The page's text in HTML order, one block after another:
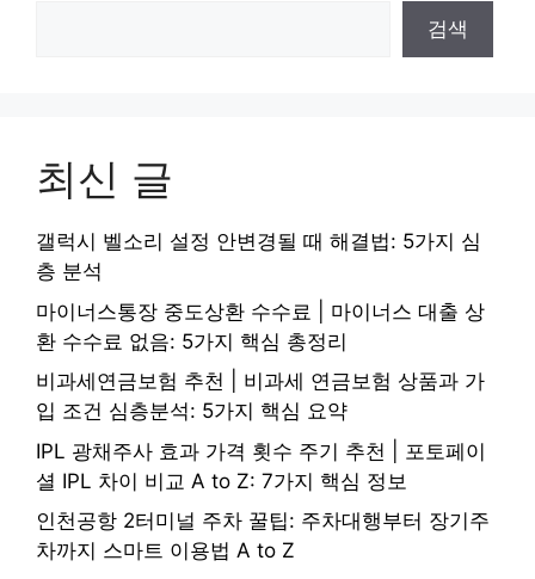
검색
최신 글
갤럭시 벨소리 설정 안변경될 때 해결법: 5가지 심
층 분석
마이너스통장 중도상환 수수료 | 마이너스 대출 상
환 수수료 없음: 5가지 핵심 총정리
비과세연금보험 추천 | 비과세 연금보험 상품과 가
입 조건 심층분석: 5가지 핵심 요약
IPL 광채주사 효과 가격 횟수 주기 추천 | 포토페이
셜 IPL 차이 비교 A to Z: 7가지 핵심 정보
인천공항 2터미널 주차 꿀팁: 주차대행부터 장기주
차까지 스마트 이용법 A to Z